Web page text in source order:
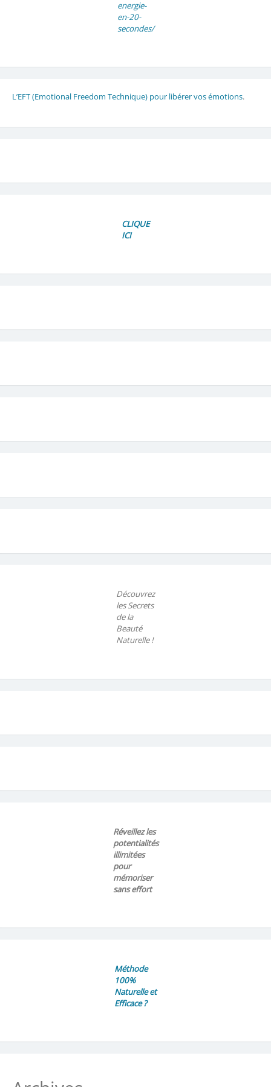
energie-
en-20-
secondes/
L’EFT (Emotional Freedom Technique) pour libérer vos émotions.
CLIQUE
ICI
Découvrez
les Secrets
de la
Beauté
Naturelle !
Réveillez les
potentialités
illimitées
pour
mémoriser
sans effort
Méthode
100%
Naturelle et
Efficace ?